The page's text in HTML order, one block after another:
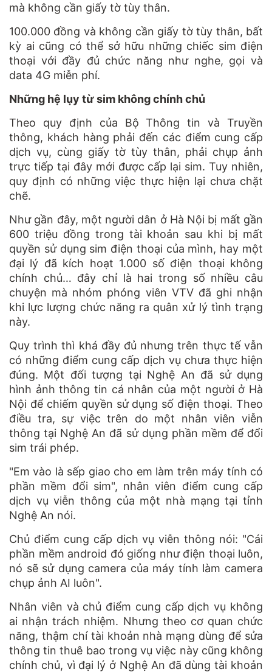
mà không cần giấy tờ tùy thân.
100.000 đồng và không cần giấy tờ tùy thân, bất
kỳ ai cũng có thể sở hữu những chiếc sim điện
thoại với đầy đủ chức năng như nghe, gọi và
data 4G miễn phí.
Những hệ lụy từ sim không chính chủ
Theo quy định của Bộ Thông tin và Truyền
thông, khách hàng phải đến các điểm cung cấp
dịch vụ, cùng giấy tờ tùy thân, phải chụp ảnh
trực tiếp tại đây mới được cấp lại sim. Tuy nhiên,
quy định có những việc thực hiện lại chưa chặt
chẽ.
Như gần đây, một người dân ở Hà Nội bị mất gần
600 triệu đồng trong tài khoản sau khi bị mất
quyền sử dụng sim điện thoại của mình, hay một
đại lý đã kích hoạt 1.000 số điện thoại không
chính chủ… đây chỉ là hai trong số nhiều câu
chuyện mà nhóm phóng viên VTV đã ghi nhận
khi lực lượng chức năng ra quân xử lý tình trạng
này.
Quy trình thì khá đầy đủ nhưng trên thực tế vẫn
có những điểm cung cấp dịch vụ chưa thực hiện
đúng. Một đối tượng tại Nghệ An đã sử dụng
hình ảnh thông tin cá nhân của một người ở Hà
Nội để chiếm quyền sử dụng số điện thoại. Theo
điều tra, sự việc trên do một nhân viên viễn
thông tại Nghệ An đã sử dụng phần mềm để đổi
sim trái phép.
"Em vào là sếp giao cho em làm trên máy tính có
phần mềm đổi sim", nhân viên điểm cung cấp
dịch vụ viễn thông của một nhà mạng tại tỉnh
Nghệ An nói.
Chủ điểm cung cấp dịch vụ viễn thông nói: "Cái
phần mềm android đó giống như điện thoại luôn,
nó sẽ sử dụng camera của máy tính làm camera
chụp ảnh AI luôn".
Nhân viên và chủ điểm cung cấp dịch vụ không
ai nhận trách nhiệm. Nhưng theo cơ quan chức
năng, thậm chí tài khoản nhà mạng dùng để sửa
thông tin thuê bao trong vụ việc này cũng không
chính chủ, vì đại lý ở Nghệ An đã dùng tài khoản